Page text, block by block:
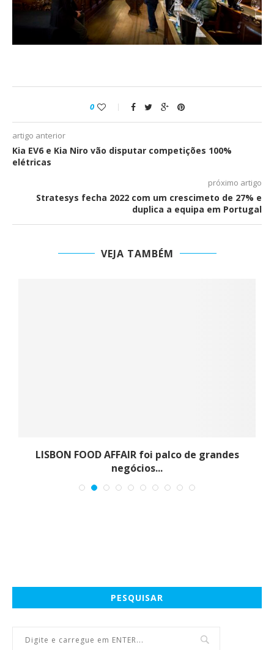
0
artigo anterior
Kia EV6 e Kia Niro vão disputar competições 100%
elétricas
próximo artigo
Stratesys fecha 2022 com um crescimeto de 27% e
duplica a equipa em Portugal
VEJA TAMBÉM
LISBON FOOD AFFAIR foi palco de grandes
negócios...
PESQUISAR